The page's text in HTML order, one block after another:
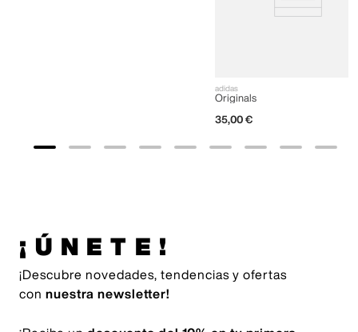
adidas
Originals
35,00 €
¡ÚNETE!
¡Descubre novedades, tendencias y ofertas
con nuestra newsletter!